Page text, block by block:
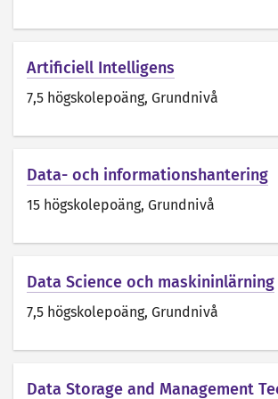
Artificiell Intelligens
7,5 högskolepoäng, Grundnivå
Data- och informationshantering
15 högskolepoäng, Grundnivå
Data Science och maskininlärning
7,5 högskolepoäng, Grundnivå
Data Storage and Management